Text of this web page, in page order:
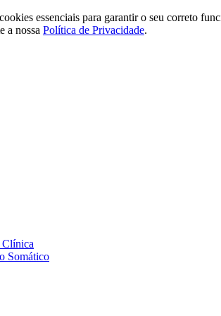
essenciais para garantir o seu correto
a nossa Política de Privacidade.
Clínica
Somático